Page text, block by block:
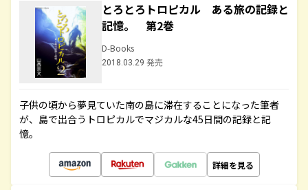
とろとろトロピカル ある旅の記録と
記憶。 第2巻
D-Books
2018.03.29 発売
子供の頃から夢見ていた南の島に滞在することになった筆者
が、島で出合うトロピカルでマジカルな45日間の記録と記
憶。
詳細を見る